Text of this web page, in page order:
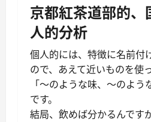
京都紅茶道部的、
人的分析
個人的には、特徴に名前付
ので、あえて近いものを使
「～のような味、～のよ
です。
結局、飲めば分かるんです